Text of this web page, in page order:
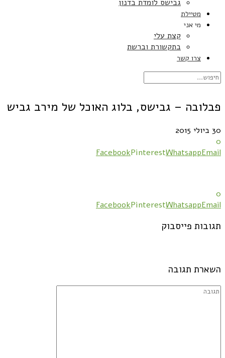
גבישס לומדת בדנון
מטיילת
מי אני
קצת עלי
בתקשורת וברשת
צרו קשר
פבלובה – גבישס, בלוג האוכל של מירב גביש
30 ביולי 2015
0
FacebookPinterestWhatsappEmail
0
FacebookPinterestWhatsappEmail
תגובות פייסבוק
השארת תגובה